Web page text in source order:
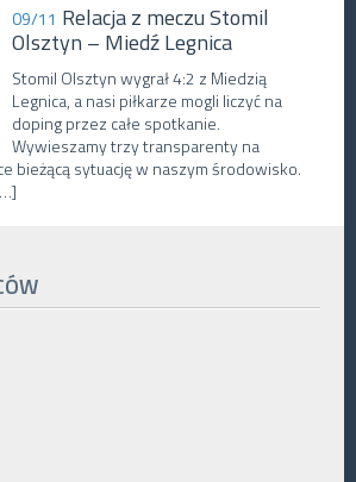
09/11 Relacja z meczu Stomil
Olsztyn – Miedź Legnica
Stomil Olsztyn wygrał 4:2 z Miedzią
Legnica, a nasi piłkarze mogli liczyć na
doping przez całe spotkanie.
Wywieszamy trzy transparenty na
bieżącą sytuację w naszym środowisko.